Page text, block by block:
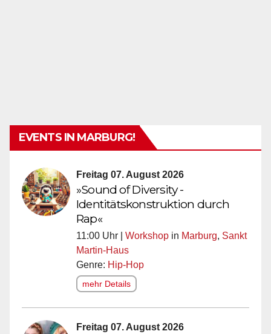
EVENTS IN MARBURG!
Freitag 07. August 2026
»Sound of Diversity -
Identitätskonstruktion durch
Rap«
11:00 Uhr | Workshop in Marburg, Sankt
Martin-Haus
Genre: Hip-Hop
mehr Details
Freitag 07. August 2026